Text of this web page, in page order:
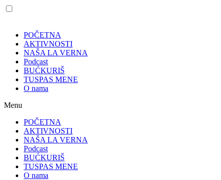
POČETNA
AKTIVNOSTI
NAŠA LA VERNA
Podcast
BUĆKURIŠ
TUSPAS MENE
O nama
Menu
POČETNA
AKTIVNOSTI
NAŠA LA VERNA
Podcast
BUĆKURIŠ
TUSPAS MENE
O nama